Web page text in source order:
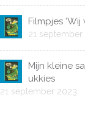
Filmpjes ‘Wij
21 september
Mijn kleine
ukkies
21 september 2023